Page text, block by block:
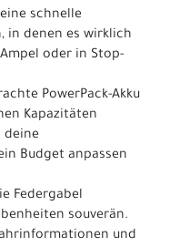
schnelle
in denen es wirklich
oder in Stop-
PowerPack-Akku
Kapazitäten
deine
Budget anpassen
Federgabel
souverän.
und